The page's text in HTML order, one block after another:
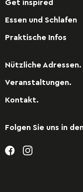
Get inspired
Essen und Schlafen
Praktische Infos
Nützliche Adressen.
Veranstaltungen.
Kontakt.
Folgen Sie uns in